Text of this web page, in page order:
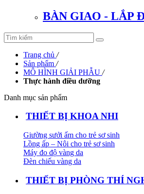
BÀN GIAO - LẮP
Trang chủ /
Sản phẩm /
MÔ HÌNH GIẢI PHẪU /
Thực hành điều dưỡng
Danh mục sản phẩm
THIẾT BỊ KHOA NHI
Giường sưởi ấm cho trẻ sơ sinh
Lồng ấp – Nôi cho trẻ sơ sinh
Máy đo độ vàng da
Đèn chiếu vàng da
THIẾT BỊ PHÒNG THÍ